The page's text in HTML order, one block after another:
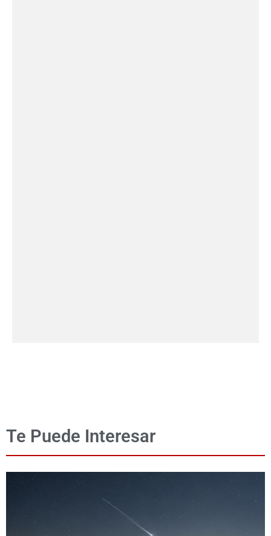
Te Puede Interesar